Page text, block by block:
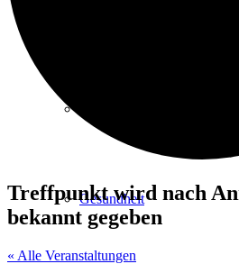
Gesundheit
Treffpunkt wird nach
bekannt gegeben
« Alle Veranstaltungen